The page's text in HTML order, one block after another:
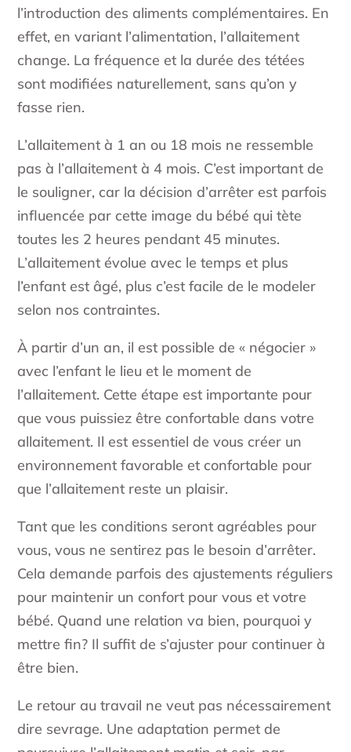
l’introduction des aliments complémentaires. En
effet, en variant l’alimentation, l’allaitement
change. La fréquence et la durée des tétées
sont modifiées naturellement, sans qu’on y
fasse rien.
L’allaitement à 1 an ou 18 mois ne ressemble
pas à l’allaitement à 4 mois. C’est important de
le souligner, car la décision d’arrêter est parfois
influencée par cette image du bébé qui tète
toutes les 2 heures pendant 45 minutes.
L’allaitement évolue avec le temps et plus
l’enfant est âgé, plus c’est facile de le modeler
selon nos contraintes.
À partir d’un an, il est possible de « négocier »
avec l’enfant le lieu et le moment de
l’allaitement. Cette étape est importante pour
que vous puissiez être confortable dans votre
allaitement. Il est essentiel de vous créer un
environnement favorable et confortable pour
que l’allaitement reste un plaisir.
Tant que les conditions seront agréables pour
vous, vous ne sentirez pas le besoin d’arrêter.
Cela demande parfois des ajustements réguliers
pour maintenir un confort pour vous et votre
bébé. Quand une relation va bien, pourquoi y
mettre fin? Il suffit de s’ajuster pour continuer à
être bien.
Le retour au travail ne veut pas nécessairement
dire sevrage. Une adaptation permet de